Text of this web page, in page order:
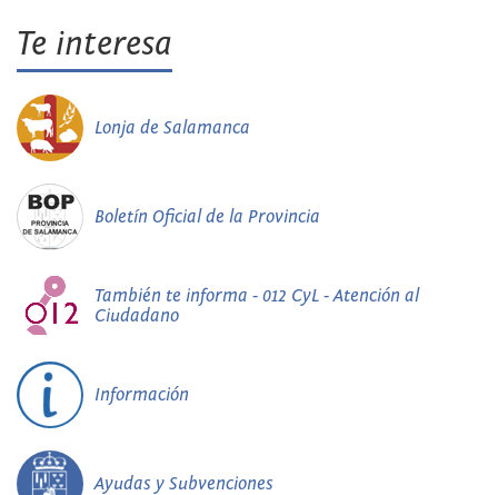
Te interesa
Lonja de Salamanca
Boletín Oficial de la Provincia
También te informa - 012 CyL - Atención al
Ciudadano
Información
Ayudas y Subvenciones